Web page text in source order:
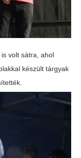
volt sátra, ahol
készült tárgyak